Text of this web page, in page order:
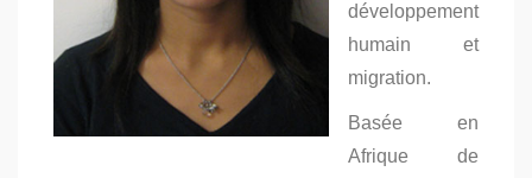
développement
humain et
migration.
Basée en
Afrique de